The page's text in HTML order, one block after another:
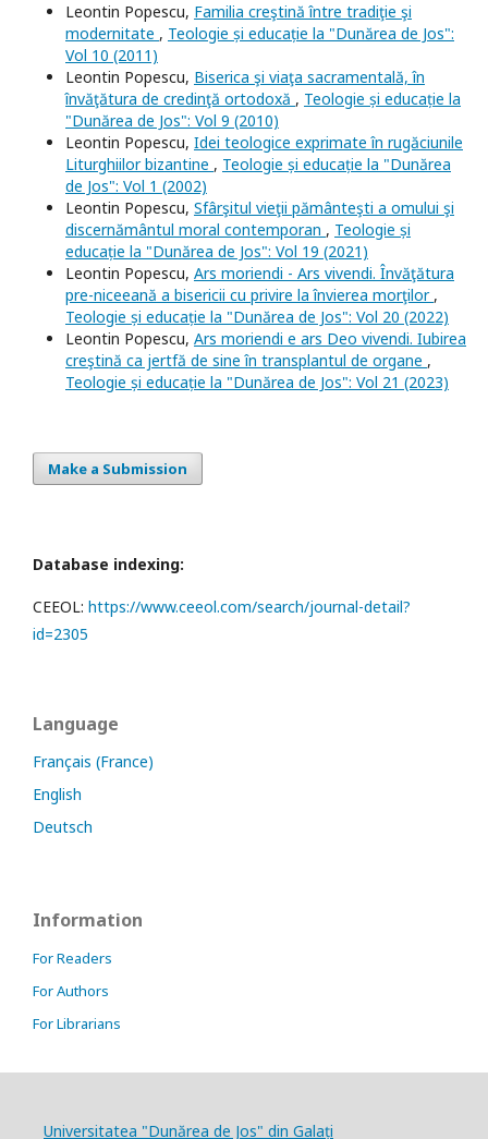
Leontin Popescu, Familia creştină între tradiţie şi
modernitate , Teologie și educație la "Dunărea de Jos":
Vol 10 (2011)
Leontin Popescu, Biserica şi viaţa sacramentală, în
învăţătura de credinţă ortodoxă , Teologie și educație la
"Dunărea de Jos": Vol 9 (2010)
Leontin Popescu, Idei teologice exprimate în rugăciunile
Liturghiilor bizantine , Teologie și educație la "Dunărea
de Jos": Vol 1 (2002)
Leontin Popescu, Sfârşitul vieţii pământeşti a omului şi
discernământul moral contemporan , Teologie și
educație la "Dunărea de Jos": Vol 19 (2021)
Leontin Popescu, Ars moriendi - Ars vivendi. Învăţătura
pre-niceeană a bisericii cu privire la învierea morţilor ,
Teologie și educație la "Dunărea de Jos": Vol 20 (2022)
Leontin Popescu, Ars moriendi e ars Deo vivendi. Iubirea
creştină ca jertfă de sine în transplantul de organe ,
Teologie și educație la "Dunărea de Jos": Vol 21 (2023)
Make a Submission
Database indexing:
CEEOL: https://www.ceeol.com/search/journal-detail?
id=2305
Language
Français (France)
English
Deutsch
Information
For Readers
For Authors
For Librarians
Universitatea "Dunărea de Jos" din Galați